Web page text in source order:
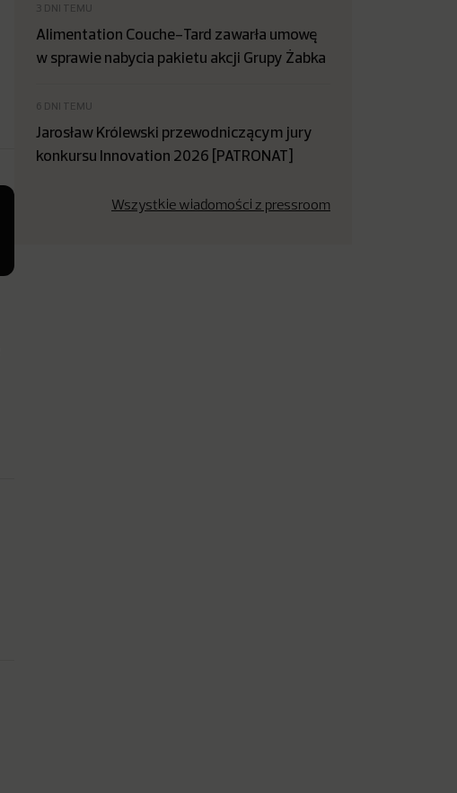
3 DNI TEMU
Alimentation Couche-Tard zawarła umowę
w sprawie nabycia pakietu akcji Grupy Żabka
6 DNI TEMU
Jarosław Królewski przewodniczącym jury
konkursu Innovation 2026 [PATRONAT]
Wszystkie wiadomości z pressroom